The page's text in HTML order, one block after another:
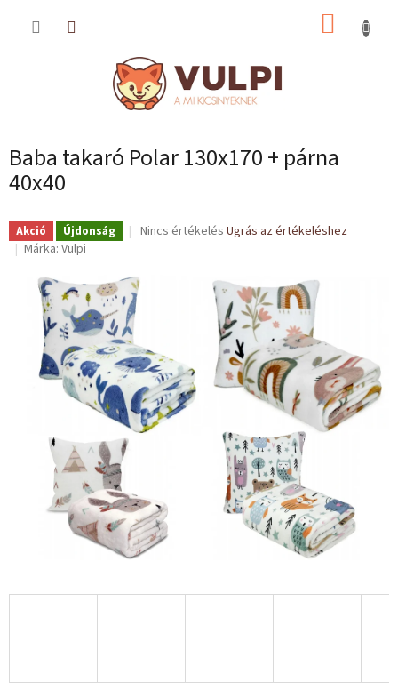
KOSÁR
Baba takaró Polar 130x170 + párna
40x40
Akció Újdonság
A
értékelése
csillag.
Nincs értékelés Ugrás az értékeléshez
Márka: Vulpi